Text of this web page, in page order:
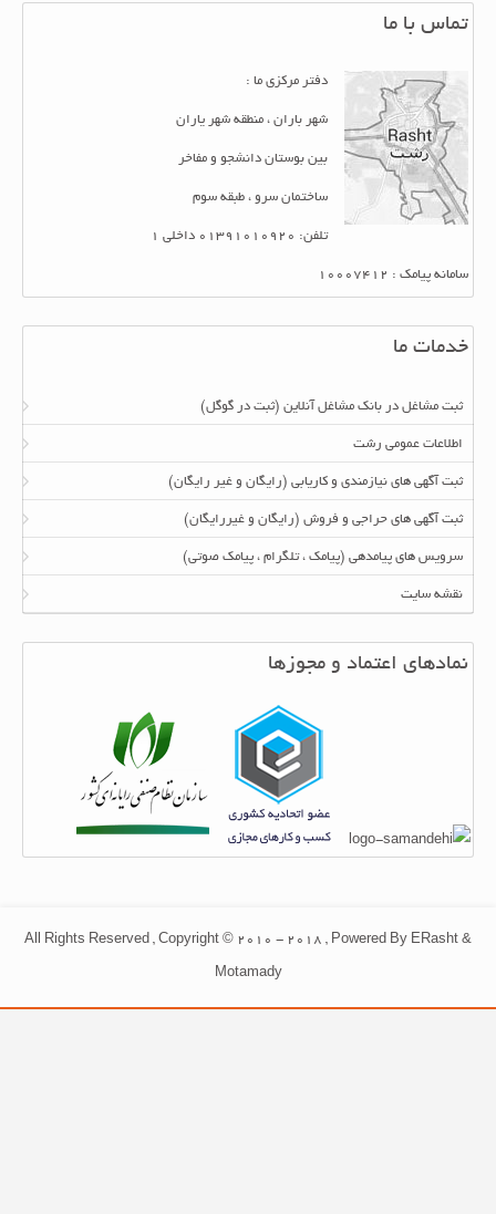
تماس با ما
دفتر مرکزی ما :
شهر باران ، منطقه شهر یاران
بین بوستان دانشجو و مفاخر
ساختمان سرو ، طبقه سوم
تلفن: 01391010920 داخلی 1
سامانه پیامک : 10007412
خدمات ما
ثبت مشاغل در بانک مشاغل آنلاین (ثبت در گوگل)
اطلاعات عمومی رشت
ثبت آگهی های نیازمندی و کاریابی (رایگان و غیر رایگان)
ثبت آگهی های حراجی و فروش (رایگان و غیررایگان)
سرویس های پیامدهی (پیامک ، تلگرام ، پیامک صوتی)
نقشه سایت
نمادهای اعتماد و مجوزها
All Rights Reserved , Copyright © 2010 - 2018 , Powered By ERasht &
Motamady